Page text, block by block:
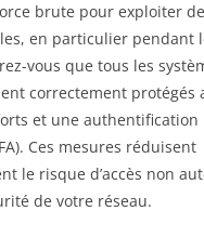
brute pour exploiter
en particulier pendant
vous que tous les
correctement protégés
et une authentification
Ces mesures réduisent
le risque d’accès non
de votre réseau.